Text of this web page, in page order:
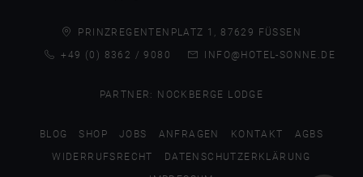
PRINZREGENTENPLATZ 1, 87629 FÜSSEN
+49 (0) 8362 / 9080
INFO@HOTEL-SONNE.DE
PARTNER: NOCKBERGE LODGE
BLOG SHOP JOBS ANFRAGEN KONTAKT
AGBS
WIDERRUFSRECHT
DATENSCHUTZERKLÄRUNG